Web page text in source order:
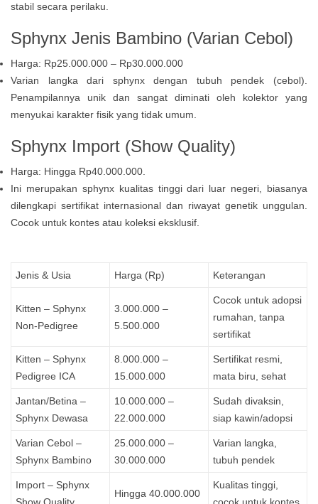
stabil secara perilaku.
Sphynx Jenis Bambino (Varian Cebol)
Harga: Rp25.000.000 – Rp30.000.000
Varian langka dari sphynx dengan tubuh pendek (cebol).
Penampilannya unik dan sangat diminati oleh kolektor yang
menyukai karakter fisik yang tidak umum.
Sphynx Import (Show Quality)
Harga: Hingga Rp40.000.000.
Ini merupakan sphynx kualitas tinggi dari luar negeri, biasanya
dilengkapi sertifikat internasional dan riwayat genetik unggulan.
Cocok untuk kontes atau koleksi eksklusif.
Jenis & Usia Harga (Rp) Keterangan
Kitten – Sphynx
Non-Pedigree
3.000.000 –
5.500.000
Cocok untuk adopsi
rumahan, tanpa
sertifikat
Kitten – Sphynx
Pedigree ICA
8.000.000 –
15.000.000
Sertifikat resmi,
mata biru, sehat
Jantan/Betina –
Sphynx Dewasa
10.000.000 –
22.000.000
Sudah divaksin,
siap kawin/adopsi
Varian Cebol –
Sphynx Bambino
25.000.000 –
30.000.000
Varian langka,
tubuh pendek
Import – Sphynx
Hingga 40.000.000
Kualitas tinggi,